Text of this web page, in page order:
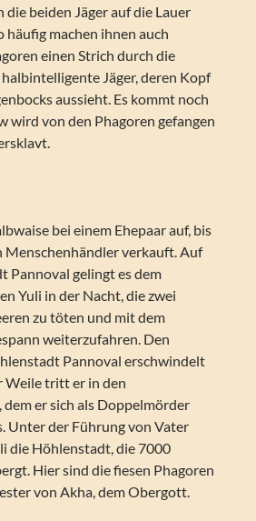
die beiden Jäger auf die Lauer
häufig machen ihnen auch
einen Strich durch die
Jäger, deren Kopf
aussieht. Es kommt noch
wird von den Phagoren gefangen
bei einem Ehepaar auf, bis
Menschenhändler verkauft. Auf
Pannoval gelingt es dem
Yuli in der Nacht, die zwei
zu töten und mit dem
weiterzufahren. Den
Pannoval erschwindelt
Weile tritt er in den
er sich als Doppelmörder
Unter der Führung von Vater
die Höhlenstadt, die 7000
Hier sind die fiesen Phagoren
von Akha, dem Obergott.